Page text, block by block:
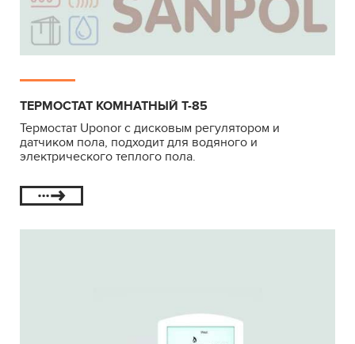
ТЕРМОСТАТ КОМНАТНЫЙ T-85
Термостат Uponor с дисковым регулятором и
датчиком пола, подходит для водяного и
электрического теплого пола.